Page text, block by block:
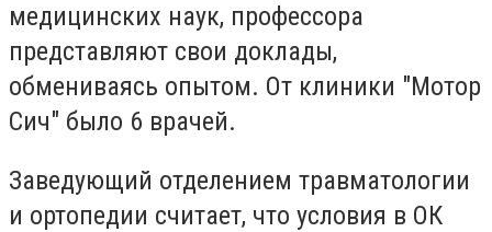
медицинских наук, профессора
представляют свои доклады,
обмениваясь опытом. От клиники "Мотор
Сич" было 6 врачей.
Заведующий отделением травматологии
и ортопедии считает, что условия в ОК